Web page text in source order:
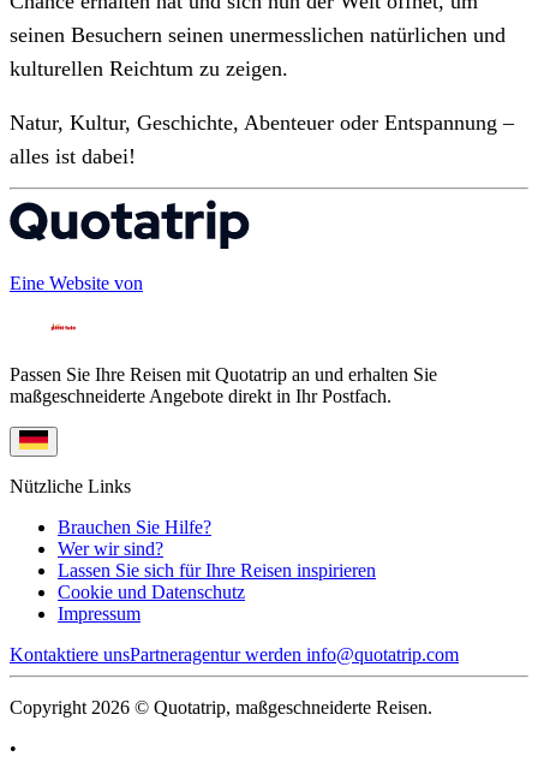
seinen Besuchern seinen unermesslichen natürlichen und
kulturellen Reichtum zu zeigen.
Natur, Kultur, Geschichte, Abenteuer oder Entspannung –
alles ist dabei!
Eine Website von
Passen Sie Ihre Reisen mit Quotatrip an und erhalten Sie
maßgeschneiderte Angebote direkt in Ihr Postfach.
Nützliche Links
Brauchen Sie Hilfe?
Wer wir sind?
Lassen Sie sich für Ihre Reisen inspirieren
Cookie und Datenschutz
Impressum
Kontaktiere unsPartneragentur werden info@quotatrip.com
Copyright 2026 © Quotatrip, maßgeschneiderte Reisen.
•